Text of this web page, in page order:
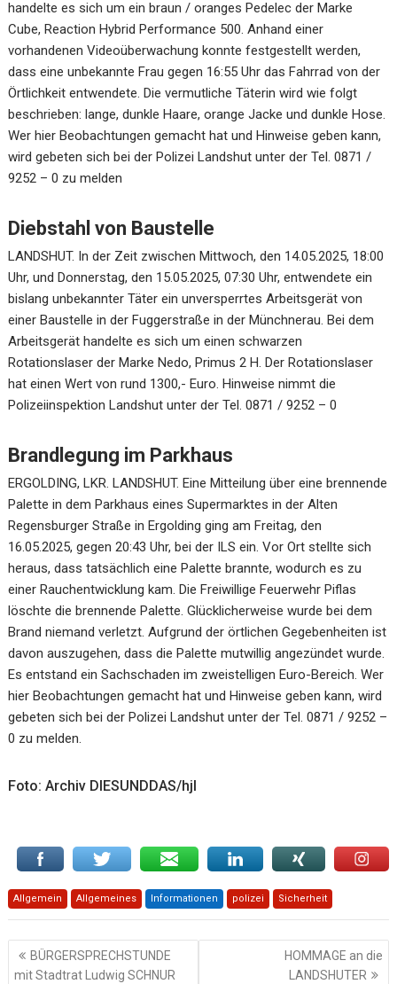
handelte es sich um ein braun / oranges Pedelec der Marke
Cube, Reaction Hybrid Performance 500. Anhand einer
vorhandenen Videoüberwachung konnte festgestellt werden,
dass eine unbekannte Frau gegen 16:55 Uhr das Fahrrad von der
Örtlichkeit entwendete. Die vermutliche Täterin wird wie folgt
beschrieben: lange, dunkle Haare, orange Jacke und dunkle Hose.
Wer hier Beobachtungen gemacht hat und Hinweise geben kann,
wird gebeten sich bei der Polizei Landshut unter der Tel. 0871 /
9252 – 0 zu melden
Diebstahl von Baustelle
LANDSHUT. In der Zeit zwischen Mittwoch, den 14.05.2025, 18:00
Uhr, und Donnerstag, den 15.05.2025, 07:30 Uhr, entwendete ein
bislang unbekannter Täter ein unversperrtes Arbeitsgerät von
einer Baustelle in der Fuggerstraße in der Münchnerau. Bei dem
Arbeitsgerät handelte es sich um einen schwarzen
Rotationslaser der Marke Nedo, Primus 2 H. Der Rotationslaser
hat einen Wert von rund 1300,- Euro. Hinweise nimmt die
Polizeiinspektion Landshut unter der Tel. 0871 / 9252 – 0
Brandlegung im Parkhaus
ERGOLDING, LKR. LANDSHUT. Eine Mitteilung über eine brennende
Palette in dem Parkhaus eines Supermarktes in der Alten
Regensburger Straße in Ergolding ging am Freitag, den
16.05.2025, gegen 20:43 Uhr, bei der ILS ein. Vor Ort stellte sich
heraus, dass tatsächlich eine Palette brannte, wodurch es zu
einer Rauchentwicklung kam. Die Freiwillige Feuerwehr Piflas
löschte die brennende Palette. Glücklicherweise wurde bei dem
Brand niemand verletzt. Aufgrund der örtlichen Gegebenheiten ist
davon auszugehen, dass die Palette mutwillig angezündet wurde.
Es entstand ein Sachschaden im zweistelligen Euro-Bereich. Wer
hier Beobachtungen gemacht hat und Hinweise geben kann, wird
gebeten sich bei der Polizei Landshut unter der Tel. 0871 / 9252 –
0 zu melden.
Foto: Archiv DIESUNDDAS/hjl
Allgemein Allgemeines Informationen polizei Sicherheit
Beitragsnavigation
BÜRGERSPRECHSTUNDE
mit Stadtrat Ludwig SCHNUR
HOMMAGE an die
LANDSHUTER